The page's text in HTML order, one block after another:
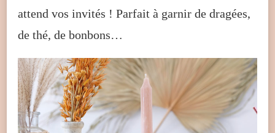
attend vos invités ! Parfait à garnir de dragées,
de thé, de bonbons…